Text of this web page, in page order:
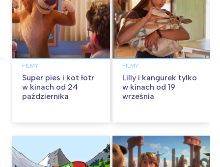
FILMY
Super pies i kot łotr
w kinach od 24
października
FILMY
Lilly i kangurek tylko
w kinach od 19
września